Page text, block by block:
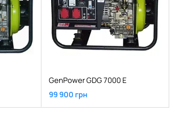
GenPower GDG 7000 E
99 900 грн